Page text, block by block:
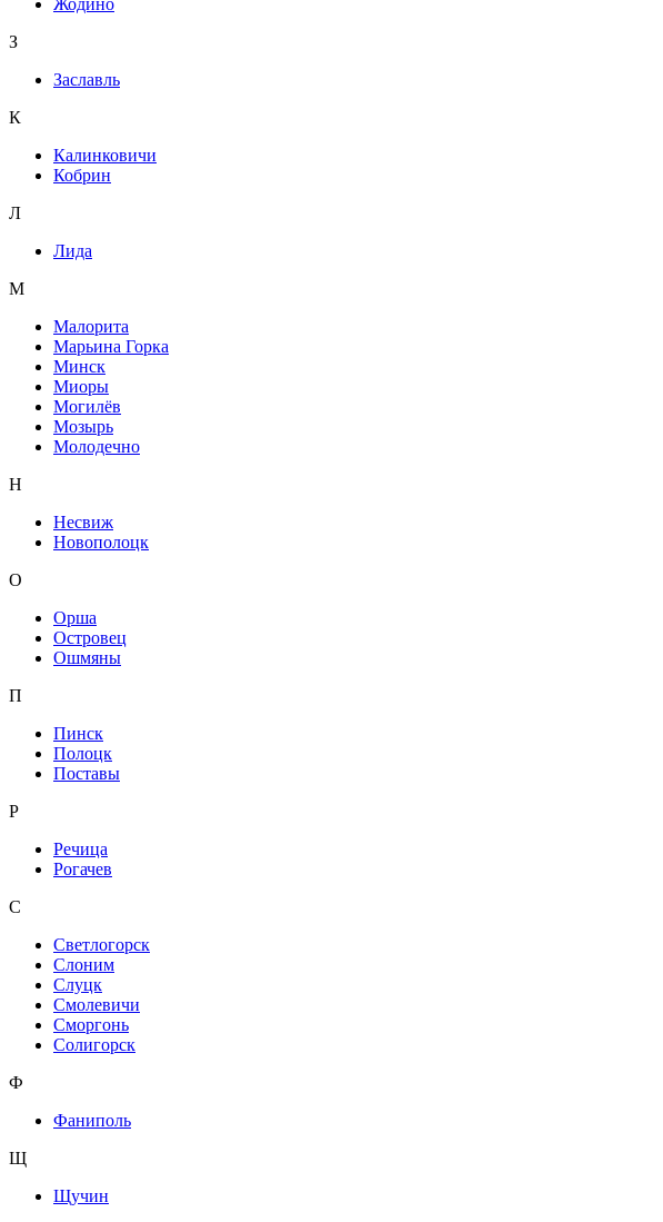
З
Заславль
К
Калинковичи
Кобрин
Л
Лида
М
Малорита
Марьина Горка
Минск
Миоры
Могилёв
Мозырь
Молодечно
Н
Несвиж
Новополоцк
О
Орша
Островец
Ошмяны
П
Пинск
Полоцк
Поставы
Р
Речица
Рогачев
С
Светлогорск
Слоним
Слуцк
Смолевичи
Сморгонь
Солигорск
Ф
Фаниполь
Щ
Щучин